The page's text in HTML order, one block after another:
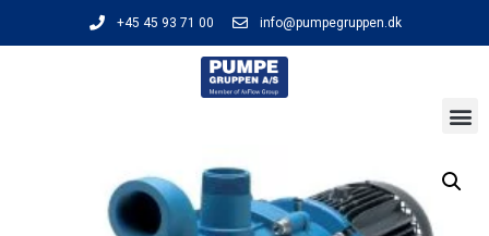
+45 45 93 71 00 info@pumpegruppen.dk